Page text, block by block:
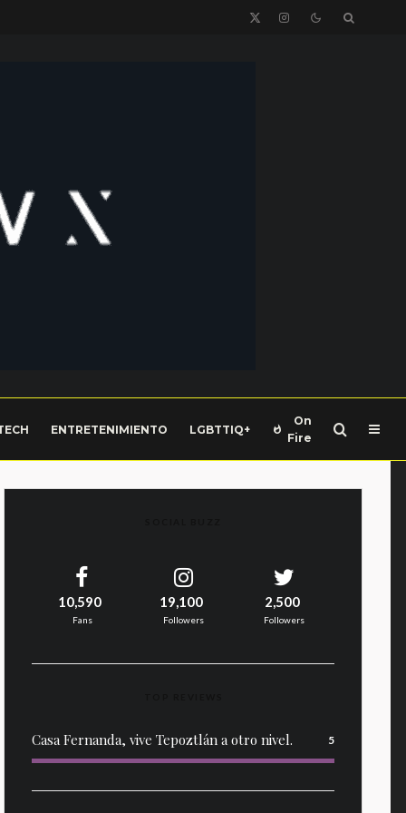
ENTRETENIMIENTO LGBTTIQ+
On
Fire
10,590
Fans
19,100
Followers
2,500
Followers
Casa Fernanda, vive Tepoztlán a otro nivel. 5